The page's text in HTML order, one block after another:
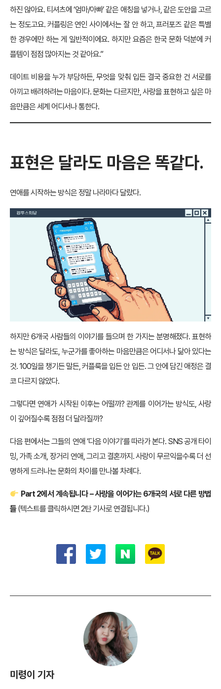
하진 않아요. 티셔츠에 ‘엄마/아빠’ 같은 애칭을 넣거나, 같은 도안을 고르
는 정도고요. 커플링은 연인 사이에서는 잘 안 하고, 프러포즈 같은 특별
한 경우에만 하는 게 일반적이에요. 하지만 요즘은 한국 문화 덕분에 커
플템이 점점 많아지는 것 같아요.”
데이트 비용을 누가 부담하든, 무엇을 맞춰 입든 결국 중요한 건 서로를
아끼고 배려하려는 마음이다. 문화는 다르지만, 사랑을 표현하고 싶은 마
음만큼은 세계 어디서나 통한다.
표현은 달라도 마음은 똑같다.
연애를 시작하는 방식은 정말 나라마다 달랐다.
하지만 6개국 사람들의 이야기를 들으며 한 가지는 분명해졌다. 표현하
는 방식은 달라도, 누군가를 좋아하는 마음만큼은 어디서나 닮아 있다는
것. 100일을 챙기든 말든, 커플룩을 입든 안 입든. 그 안에 담긴 애정은 결
코 다르지 않았다.
그렇다면 연애가 시작된 이후는 어떨까? 관계를 이어가는 방식도, 사랑
이 깊어질수록 점점 더 달라질까?
다음 편에서는 그들의 연애 ‘다음 이야기’를 따라가 본다. SNS 공개 타이
밍, 가족 소개, 장거리 연애, 그리고 결혼까지. 사랑이 무르익을수록 더 선
명하게 드러나는 문화의 차이를 만나볼 차례다.
Part 2에서 계속됩니다 – 사랑을 이어가는 6개국의 서로 다른 방법
들 (텍스트를 클릭하시면 2탄 기사로 연결됩니다.)
미령이 기자